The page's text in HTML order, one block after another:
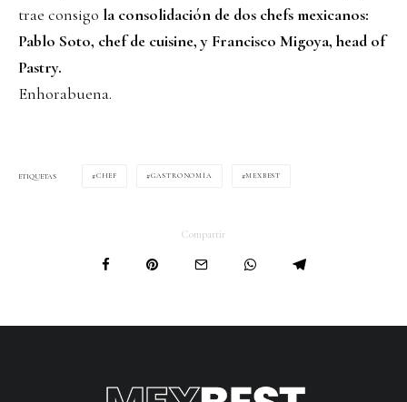
trae consigo la consolidación de dos chefs mexicanos:
Pablo Soto, chef de cuisine, y Francisco Migoya, head of
Pastry.
Enhorabuena.
ETIQUETAS CHEF GASTRONOMÍA MEXBEST
Compartir